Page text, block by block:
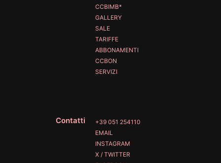
CCBIMB*
GALLERY
SALE
TARIFFE
ABBONAMENTI
CCBON
SERVIZI
Contatti
+39 051 254110
EMAIL
INSTAGRAM
X / TWITTER